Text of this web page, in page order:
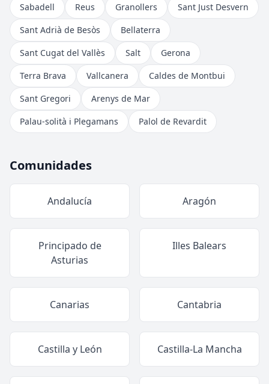
Sabadell
Reus Granollers
Sant Just Desvern
Sant Adrià de Besòs
Bellaterra
Sant Cugat del Vallès
Salt
Gerona
Terra Brava
Vallcanera
Caldes de Montbui
Sant Gregori
Arenys de Mar
Palau-solità i Plegamans
Palol de Revardit
Comunidades
Andalucía Aragón
Principado de
Asturias
Illes Balears
Canarias Cantabria
Castilla y León Castilla-La Mancha